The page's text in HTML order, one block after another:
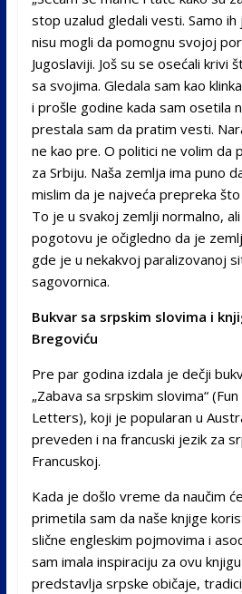
stop uzalud gledali vesti. Samo ih
nisu mogli da pomognu svojoj
Jugoslaviji. Još su se osećali krivi
sa svojima. Gledala sam kao
i prošle godine kada sam osetila
prestala sam da pratim vesti.
ne kao pre. O politici ne volim da
za Srbiju. Naša zemlja ima puno
mislim da je najveća prepreka
To je u svakoj zemlji normalno,
pogotovu je očigledno da je
gde je u nekakvoj paralizovanoj
sagovornica.
Bukvar sa srpskim slovima i
Bregoviću
Pre par godina izdala je dečji
„Zabava sa srpskim slovima“
Letters), koji je popularan u
preveden i na francuski jezik za
Francuskoj.
Kada je došlo vreme da naučim
primetila sam da naše knjige
slične engleskim pojmovima i
sam imala inspiraciju za ovu
predstavlja srpske običaje,